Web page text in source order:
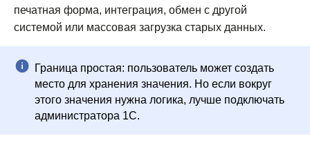
печатная форма, интеграция, обмен с другой
системой или массовая загрузка старых данных.
Граница простая: пользователь может создать
место для хранения значения. Но если вокруг
этого значения нужна логика, лучше подключать
администратора 1С.
Статьи
О компании
Партнерам